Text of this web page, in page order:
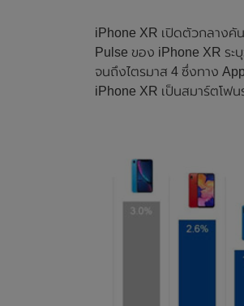
iPhone XR เปิดตัวกลางคั
Pulse ของ iPhone XR ร
จนถึงไตรมาส 4 ซึ่งทาง
iPhone XR เป็นสมาร์ตโฟ